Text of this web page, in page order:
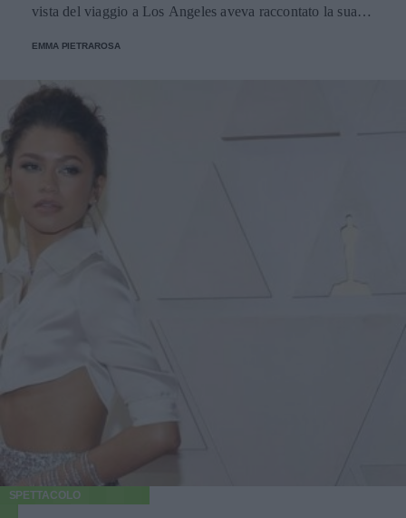
vista del viaggio a Los Angeles aveva raccontato la sua
EMMA PIETRAROSA
SPETTACOLO